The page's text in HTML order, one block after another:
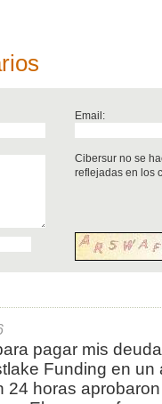
Email:
Cibersur no se
reflejadas en los
pagar mis
Funding en un
24 horas